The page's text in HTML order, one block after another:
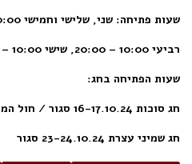
שעות פתיחה: שני, שלישי וחמישי 10:00 – 16:00
רביעי 10:00 – 20:00,
שישי 10:00 – 14:00
שעות הפתיחה בחג:
חג סוכות 16-17.10.24 סגור / חול המועד סוכות פתוח כרגיל
חג שמיני עצרת 23-24.10.24 סגור